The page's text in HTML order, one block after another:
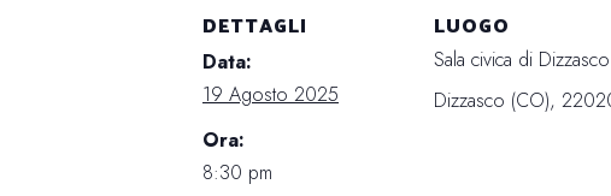
DETTAGLI
Data:
19 Agosto 2025
Ora:
8:30 pm
LUOGO
Sala civica di Dizzasco
Dizzasco (CO),